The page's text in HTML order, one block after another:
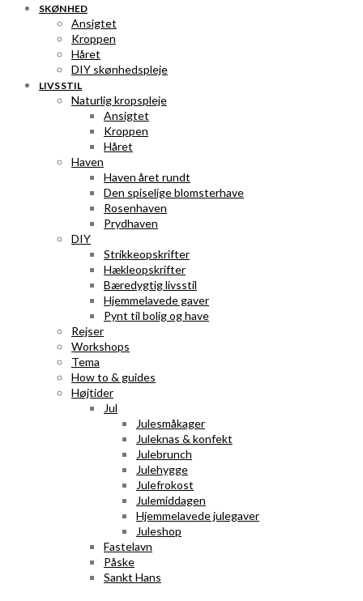
SKØNHED
Ansigtet
Kroppen
Håret
DIY skønhedspleje
LIVSSTIL
Naturlig kropspleje
Ansigtet
Kroppen
Håret
Haven
Haven året rundt
Den spiselige blomsterhave
Rosenhaven
Prydhaven
DIY
Strikkeopskrifter
Hækleopskrifter
Bæredygtig livsstil
Hjemmelavede gaver
Pynt til bolig og have
Rejser
Workshops
Tema
How to & guides
Højtider
Jul
Julesmåkager
Juleknas & konfekt
Julebrunch
Julehygge
Julefrokost
Julemiddagen
Hjemmelavede julegaver
Juleshop
Fastelavn
Påske
Sankt Hans